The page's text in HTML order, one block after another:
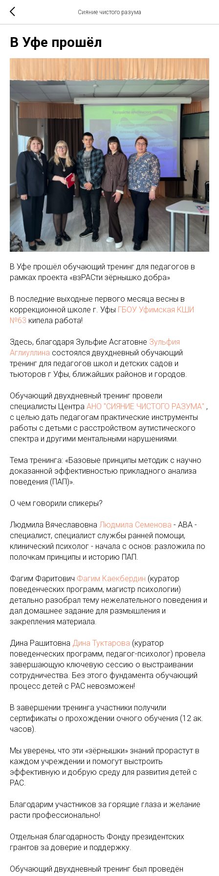
Сияние чистого разума
В Уфе прошёл
В Уфе прошёл обучающий тренинг для педагогов в
рамках проекта «взРАСти зёрнышко добра»
В последние выходные первого месяца весны в
коррекционной школе г. Уфы ГБОУ Уфимская КШИ
№63 кипела работа!
Здесь, благодаря Зульфие Асгатовне Зульфия
Аглиуллина состоялся двухдневный обучающий
тренинг для педагогов школ и детских садов и
тьюторов г Уфы, ближайших районов и городов.
Обучающий двухдневный тренинг провели
специалисты Центра АНО "СИЯНИЕ ЧИСТОГО РАЗУМА" ,
с целью дать педагогам практические инструменты
работы с детьми с расстройством аутистического
спектра и другими ментальными нарушениями.
Тема тренинга: «Базовые принципы методик с научно
доказанной эффективностью прикладного анализа
поведения (ПАП)».
О чем говорили спикеры?
Людмила Вячеславовна Людмила Семенова - АВА -
специалист, специалист службы ранней помощи,
клинический психолог - начала с основ: разложила по
полочкам принципы и историю ПАП.
Фагим Фаритович Фагим Каекбердин (куратор
поведенческих программ, магистр психологии)
детально разобрал тему нежелательного поведения и
дал домашнее задание для размышления и
закрепления материала.
Дина Рашитовна Дина Туктарова (куратор
поведенческих программ, педагог-психолог) провела
завершающую ключевую сессию о выстраивании
сотрудничества. Без этого фундамента обучающий
процесс детей с РАС невозможен!
В завершении тренинга участники получили
сертификаты о прохождении очного обучения (12 ак.
часов).
Мы уверены, что эти «зёрнышки» знаний прорастут в
каждом учреждении и помогут выстроить
эффективную и добрую среду для развития детей с
РАС.
Благодарим участников за горящие глаза и желание
расти профессионально!
Отдельная благодарность Фонду президентских
грантов за доверие и поддержку.
Обучающий двухдневный тренинг был проведён